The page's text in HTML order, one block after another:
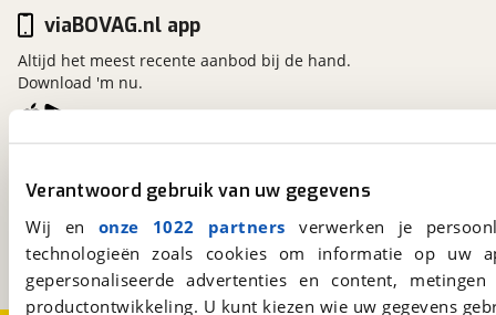
Verantwoord gebruik van uw gegevens
Wij en onze 1022 partners verwerken je
technologieën zoals cookies om informatie op
gepersonaliseerde advertenties en content,
productontwikkeling. U kunt kiezen wie uw gegevens
Brake Assist System
dodehoekdetectie met correctie
Elektronisch Stabiliteits Programma
Hill hold functie
Isofix bevestiging voor kinderzitjes
Kosterijland15
Een initiatief van
BOVAG
viaBOVAG.nl app
Altijd het meest recente aanbod bij de hand.
Download 'm nu.